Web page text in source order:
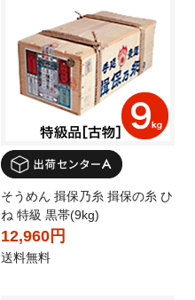
そうめん 揖保乃糸 揖保の糸 ひ
ね 特級 黒帯(9kg)
12,960円
送料無料